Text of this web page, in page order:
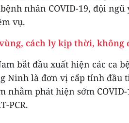
nhân COVID-19, đội
vụ.
cách ly kịp thời, không
bắt đầu xuất hiện các ca
Ninh là đơn vị cấp tỉnh đầu
nhằm phát hiện sớm
PCR.